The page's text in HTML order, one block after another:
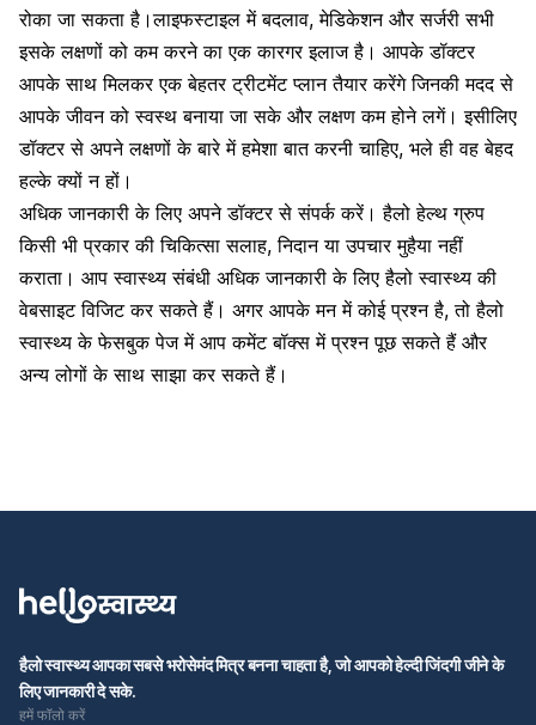
रोका जा सकता है।लाइफस्टाइल में बदलाव, मेडिकेशन और सर्जरी सभी
इसके लक्षणों को कम करने का एक कारगर इलाज है। आपके डॉक्टर
आपके साथ मिलकर एक बेहतर ट्रीटमेंट प्लान तैयार करेंगे जिनकी मदद से
आपके जीवन को स्वस्थ बनाया जा सके और लक्षण कम होने लगें। इसीलिए
डॉक्टर से अपने लक्षणों के बारे में हमेशा बात करनी चाहिए, भले ही वह बेहद
हल्के क्यों न हों।
अधिक जानकारी के लिए अपने डॉक्टर से संपर्क करें। हैलो हेल्थ ग्रुप
किसी भी प्रकार की चिकित्सा सलाह, निदान या उपचार मुहैया नहीं
कराता। आप स्वास्थ्य संबंधी अधिक जानकारी के लिएहैलो स्वास्थ्य की
वेबसाइटविजिट कर सकते हैं। अगर आपके मन में कोई प्रश्न है, तो हैलो
स्वास्थ्य के फेसबुक पेज में आप कमेंट बॉक्स में प्रश्न पूछ सकते हैं और
अन्य लोगों के साथ साझा कर सकते हैं।
हैलो स्वास्थ्य आपका सबसे भरोसेमंद मित्र बनना चाहता है, जो आपको हेल्दी जिंदगी जीने के
लिए जानकारी दे सके.
हमें फॉलो करें